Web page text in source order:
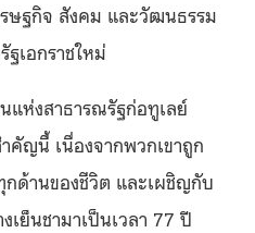
ษฐกิจ สังคม และวัฒนธรรม
เอกราชใหม่
แห่งสาธารณรัฐก่อทูเลย์
คัญนี้ เนื่องจากพวกเขาถูก
ด้านของชีวิต และเผชิญกับ
เย็นชามาเป็นเวลา 77 ปี